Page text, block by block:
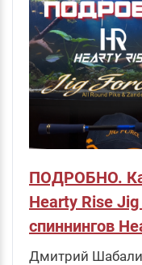
ПОДРОБНО.
Hearty Rise
спиннингов
Дмитрий